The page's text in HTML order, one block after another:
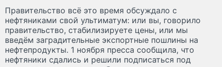
Правительство всё это время обсуждало с
нефтяниками свой ультиматум: или вы, говорило
правительство, стабилизируете цены, или мы
введём заградительные экспортные пошлины на
нефтепродукты. 1 ноября пресса сообщила, что
нефтяники сдались и решили подписаться под